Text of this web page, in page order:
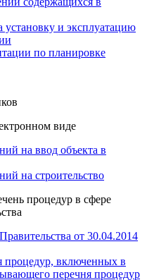
установку и эксплуатацию
по планировке
виде
на ввод объекта в
на строительство
процедур в сфере
от 30.04.2014
процедур, включенных в
перечня процедур